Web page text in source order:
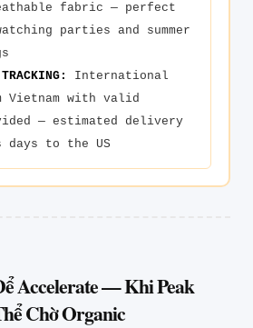
fabric — perfect
parties and summer
International
Vietnam with valid
— estimated delivery
days to the US
Accelerate — Khi Peak
Chờ Organic